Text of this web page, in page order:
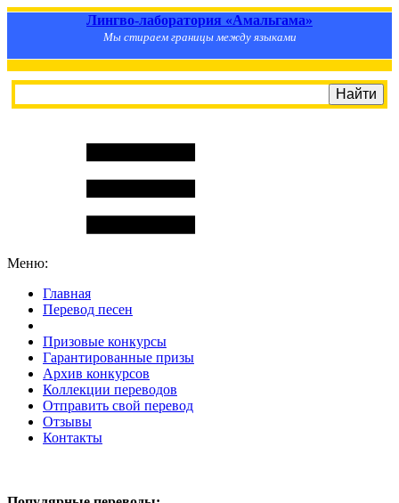
Лингво-лаборатория «Амальгама»
Мы стираем границы между языками
Меню:
Главная
Перевод песен
Призовые конкурсы
Гарантированные призы
Архив конкурсов
Коллекции переводов
Отправить свой перевод
Отзывы
Контакты